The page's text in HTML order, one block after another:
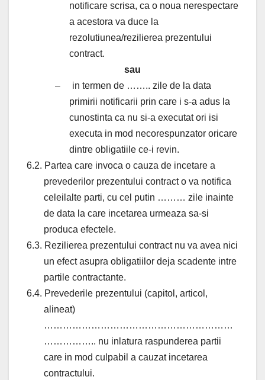
notificare scrisa, ca o noua nerespectare
a acestora va duce la
rezolutiunea/rezilierea prezentului
contract.
sau
–
in termen de …….. zile de la data
primirii notificarii prin care i s-a adus la
cunostinta ca nu si-a executat ori isi
executa in mod necorespunzator oricare
dintre obligatiile ce-i revin.
6.2. Partea care invoca o cauza de incetare a
prevederilor prezentului contract o va notifica
celeilalte parti, cu cel putin ……… zile inainte
de data la care incetarea urmeaza sa-si
produca efectele.
6.3. Rezilierea prezentului contract nu va avea nici
un efect asupra obligatiilor deja scadente intre
partile contractante.
6.4. Prevederile prezentului (capitol, articol,
alineat)
……………………………………………………
…………….. nu inlatura raspunderea partii
care in mod culpabil a cauzat incetarea
contractului.